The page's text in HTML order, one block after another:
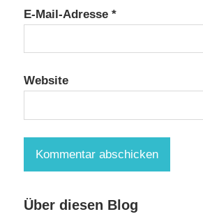
E-Mail-Adresse *
Website
Über diesen Blog